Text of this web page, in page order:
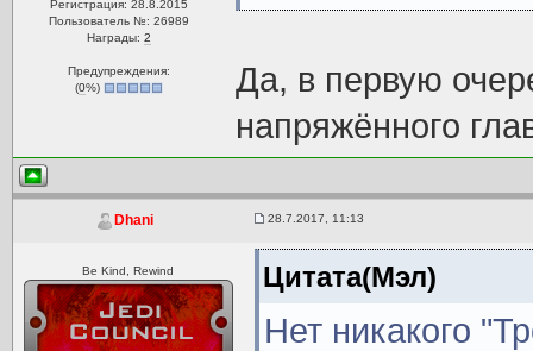
Регистрация: 28.8.2015
Пользователь №: 26989
Награды: 2
Предупреждения:
(0%)
Да, в первую
напряжённого
Dhani 28.7.2017, 11:13
Be Kind, Rewind Цитата(Мэл)
Нет никакого